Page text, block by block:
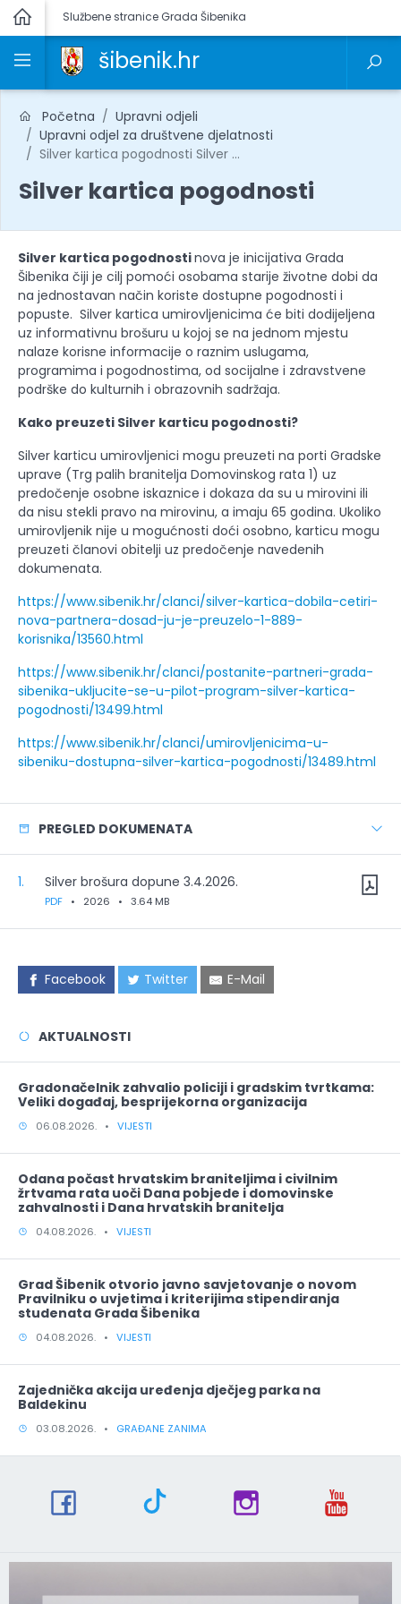
Službene stranice Grada Šibenika
šibenik.hr
Početna
Upravni odjeli
Upravni odjel za društvene djelatnosti
Silver kartica pogodnosti Silver ...
Silver kartica pogodnosti
Silver kartica pogodnostinova je inicijativa Grada
Šibenika čiji je cilj pomoći osobama starije životne dobi da
na jednostavan način koriste dostupne pogodnosti i
popuste. Silver kartica umirovljenicima će biti dodijeljena
uz informativnu brošuru u kojoj se na jednom mjestu
nalaze korisne informacije o raznim uslugama,
programima i pogodnostima, od socijalne i zdravstvene
podrške do kulturnih i obrazovnih sadržaja.
Kako preuzeti Silver karticu pogodnosti?
Silver karticu umirovljenici mogu preuzeti na porti Gradske
uprave (Trg palih branitelja Domovinskog rata 1) uz
predočenje osobne iskaznice i dokaza da su u mirovini ili
da nisu stekli pravo na mirovinu, a imaju 65 godina. Ukoliko
umirovljenik nije u mogućnosti doći osobno, karticu mogu
preuzeti članovi obitelji uz predočenje navedenih
dokumenata.
https://www.sibenik.hr/clanci/silver-kartica-dobila-cetiri-
nova-partnera-dosad-ju-je-preuzelo-1-889-
korisnika/13560.html
https://www.sibenik.hr/clanci/postanite-partneri-grada-
sibenika-ukljucite-se-u-pilot-program-silver-kartica-
pogodnosti/13499.html
https://www.sibenik.hr/clanci/umirovljenicima-u-
sibeniku-dostupna-silver-kartica-pogodnosti/13489.html
PREGLED DOKUMENATA
1. Silver brošura dopune 3.4.2026.
PDF • 2026 • 3.64 MB
Facebook Twitter E-Mail
AKTUALNOSTI
Gradonačelnik zahvalio policiji i gradskim tvrtkama:
Veliki događaj, besprijekorna organizacija
06.08.2026. • VIJESTI
Odana počast hrvatskim braniteljima i civilnim
žrtvama rata uoči Dana pobjede i domovinske
zahvalnosti i Dana hrvatskih branitelja
04.08.2026. • VIJESTI
Grad Šibenik otvorio javno savjetovanje o novom
Pravilniku o uvjetima i kriterijima stipendiranja
studenata Grada Šibenika
04.08.2026. • VIJESTI
Zajednička akcija uređenja dječjeg parka na
Baldekinu
03.08.2026. • GRAĐANE ZANIMA